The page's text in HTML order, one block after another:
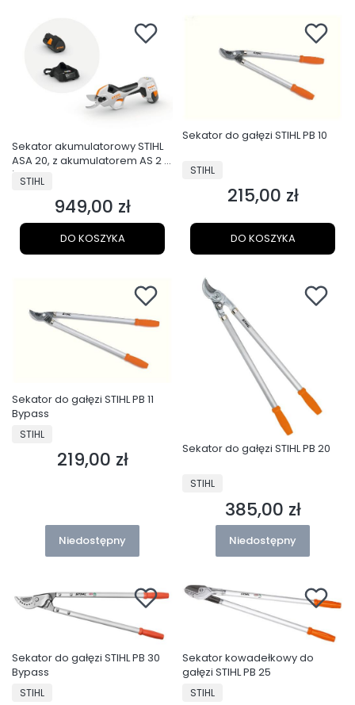
Sekator akumulatorowy STIHL
ASA 20, z akumulatorem AS 2 i
ładowarką Al 1
PRODUCENT
STIHL
Cena
949,00 zł
DO KOSZYKA
Sekator do gałęzi STIHL PB 10
PRODUCENT
STIHL
Cena
215,00 zł
DO KOSZYKA
Sekator do gałęzi STIHL PB 11
Bypass
PRODUCENT
STIHL
Cena
219,00 zł
Niedostępny
Sekator do gałęzi STIHL PB 20
PRODUCENT
STIHL
Cena
385,00 zł
Niedostępny
Sekator do gałęzi STIHL PB 30
Bypass
PRODUCENT
STIHL
Sekator kowadełkowy do
gałęzi STIHL PB 25
PRODUCENT
STIHL